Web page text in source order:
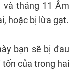
và tháng 11 Âm
hoặc bị lừa gạt.
bạn sẽ bị đau
tốn của trong hai